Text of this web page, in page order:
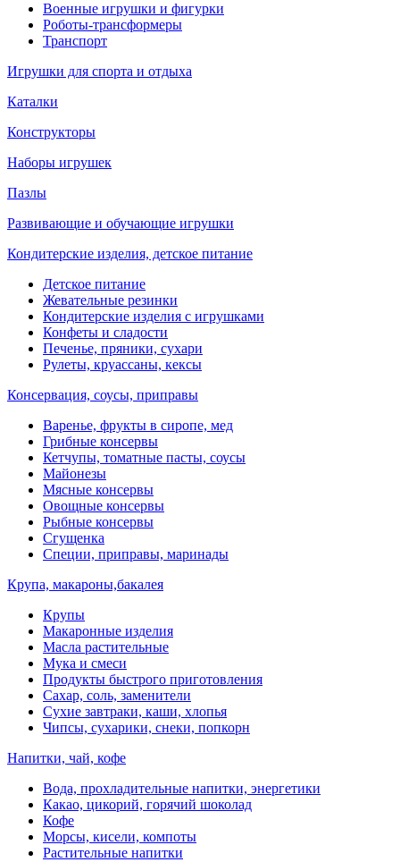
Военные игрушки и фигурки
Роботы-трансформеры
Транспорт
Игрушки для спорта и отдыха
Каталки
Конструкторы
Наборы игрушек
Пазлы
Развивающие и обучающие игрушки
Кондитерские изделия, детское питание
Детское питание
Жевательные резинки
Кондитерские изделия с игрушками
Конфеты и сладости
Печенье, пряники, сухари
Рулеты, круассаны, кексы
Консервация, соусы, приправы
Варенье, фрукты в сиропе, мед
Грибные консервы
Кетчупы, томатные пасты, соусы
Майонезы
Мясные консервы
Овощные консервы
Рыбные консервы
Сгущенка
Специи, приправы, маринады
Крупа, макароны,бакалея
Крупы
Макаронные изделия
Масла растительные
Мука и смеси
Продукты быстрого приготовления
Сахар, соль, заменители
Сухие завтраки, каши, хлопья
Чипсы, сухарики, снеки, попкорн
Напитки, чай, кофе
Вода, прохладительные напитки, энергетики
Какао, цикорий, горячий шоколад
Кофе
Морсы, кисели, компоты
Растительные напитки